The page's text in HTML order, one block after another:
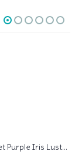
0080640 Jet Purple Iris Luster Czech Glass Facet Firepolish 4mm 50 stuks